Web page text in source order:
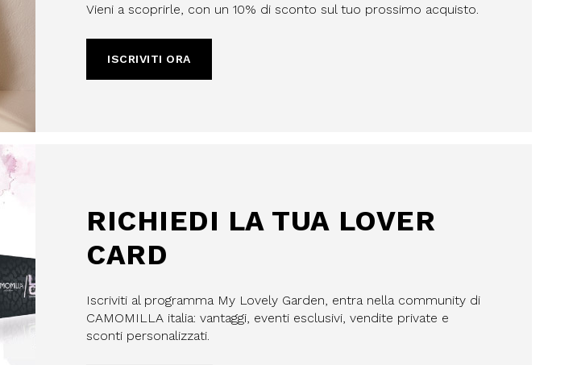
Vieni a scoprirle, con un 10% di sconto sul tuo prossimo acquisto.
ISCRIVITI ORA
RICHIEDI LA TUA LOVER
CARD
Iscriviti al programma My Lovely Garden, entra nella community di
CAMOMILLA italia: vantaggi, eventi esclusivi, vendite private e
sconti personalizzati.